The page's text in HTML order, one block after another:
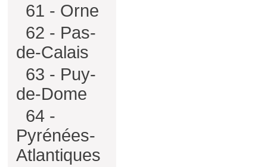
61 - Orne
62 - Pas-
de-Calais
63 - Puy-
de-Dome
64 -
Pyrénées-
Atlantiques